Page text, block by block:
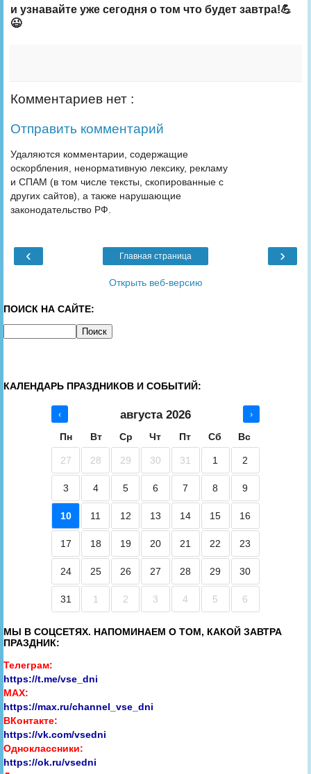
и узнавайте уже сегодня о том что будет завтра!💪
😉
Комментариев нет :
Отправить комментарий
Удаляются комментарии, содержащие
оскорбления, ненормативную лексику, рекламу
и СПАМ (в том числе тексты, скопированные с
других сайтов), а также нарушающие
законодательство РФ.
‹ ›
Главная страница
Открыть веб-версию
ПОИСК НА САЙТЕ:
КАЛЕНДАРЬ ПРАЗДНИКОВ И СОБЫТИЙ:
‹ августа 2026 ›
Пн Вт Ср Чт Пт Сб Вс
27 28 29 30 31 1 2
3 4 5 6 7 8 9
10 11 12 13 14 15 16
17 18 19 20 21 22 23
24 25 26 27 28 29 30
31 1 2 3 4 5 6
МЫ В СОЦСЕТЯХ. НАПОМИНАЕМ О ТОМ, КАКОЙ ЗАВТРА
ПРАЗДНИК:
Телеграм:
https://t.me/vse_dni
MAX:
https://max.ru/channel_vse_dni
ВКонтакте:
https://vk.com/vsedni
Одноклассники:
https://ok.ru/vsedni